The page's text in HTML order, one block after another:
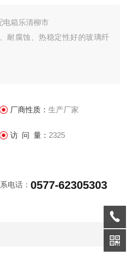
电箱乐清柳市
耐腐蚀、热稳定性好的玻璃纤
厂商性质： 生产厂家
访 问 量： 2325
电话：0577-62305303